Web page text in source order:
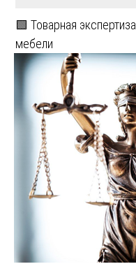
🟩 Товарная экспертиза
мебели